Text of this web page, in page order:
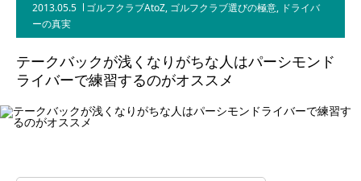
2013.05.5 ゴルフクラブAtoZ, ゴルフクラブ選びの極意, ドライバ
ーの真実
テークバックが浅くなりがちな人はパーシモンド
ライバーで練習するのがオススメ